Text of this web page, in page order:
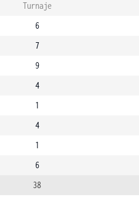
Turnaje
6
7
9
4
1
4
1
6
38